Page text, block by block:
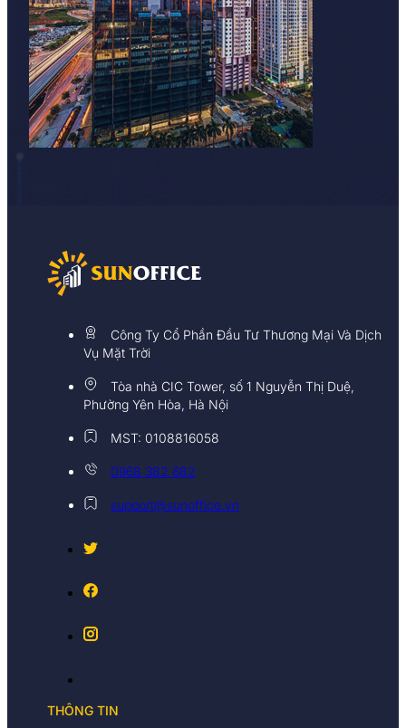
Công Ty Cổ Phần Đầu Tư Thương Mại Và Dịch
Vụ Mặt Trời
Tòa nhà CIC Tower, số 1 Nguyễn Thị Duệ,
Phường Yên Hòa, Hà Nội
MST: 0108816058
0968 382 682
support@sunoffice.vn
THÔNG TIN